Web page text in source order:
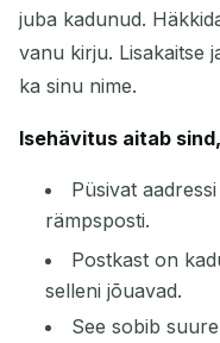
juba kadunud.
vanu kirju. Lisakaitse
ka sinu nime.
Isehävitus aitab
Püsivat
rämpsposti.
Postkast on
selleni jõuavad.
See sobib